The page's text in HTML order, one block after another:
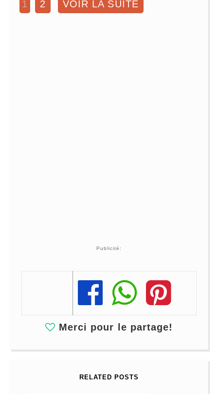
1 2 VOIR LA SUITE
Publicité:
Share
Share
Share
Merci pour le partage!
RELATED POSTS